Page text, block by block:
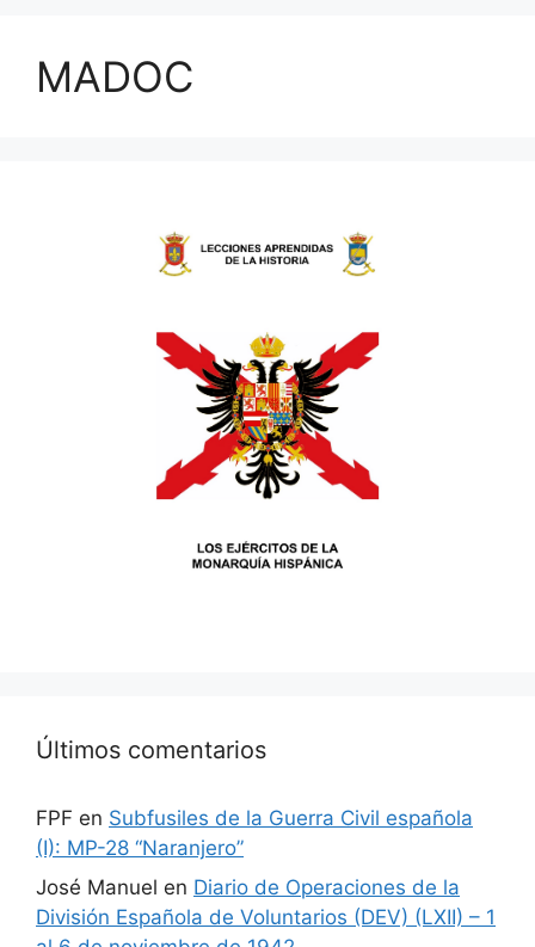
MADOC
Últimos comentarios
FPF en Subfusiles de la Guerra Civil española
(I): MP-28 “Naranjero”
José Manuel en Diario de Operaciones de la
División Española de Voluntarios (DEV) (LXII) – 1